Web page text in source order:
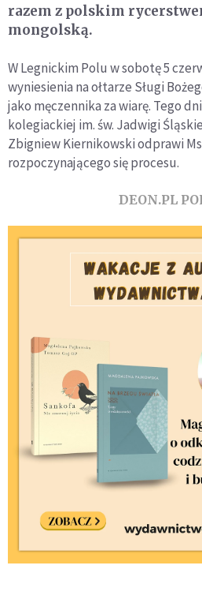
razem z polskim
mongolską.
W Legnickim Polu w sobotę 5
wyniesienia na ołtarze Sługi
jako męczennika za wiarę. Tego
kolegiackiej im. św. Jadwigi
Zbigniew Kiernikowski odprawi
rozpoczynającego się procesu.
DEON.PL